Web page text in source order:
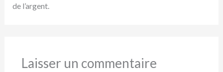
de l’argent.
Laisser un commentaire